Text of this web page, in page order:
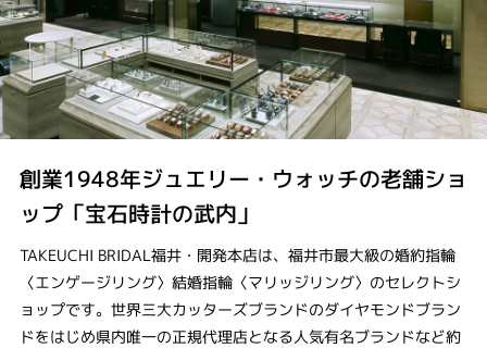
創業1948年ジュエリー・ウォッチの老舗ショ
ップ「宝石時計の武内」
TAKEUCHI BRIDAL福井・開発本店は、福井市最大級の婚約指輪
〈エンゲージリング〉結婚指輪〈マリッジリング〉のセレクトシ
ョップです。世界三大カッターズブランドのダイヤモンドブラン
ドをはじめ県内唯一の正規代理店となる人気有名ブランドなど約